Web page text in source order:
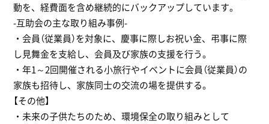
動を、経費面を含め継続的にバックアップしています。
-互助会の主な取り組み事例-
・会員（従業員）を対象に、慶事に際しお祝い金、弔事に際
し見舞金を支給し、会員及び家族の支援を行う。
・年1～2回開催される小旅行やイベントに会員（従業員）の
家族も招待し、家族同士の交流の場を提供する。
【その他】
・未来の子供たちのため、環境保全の取り組みとして